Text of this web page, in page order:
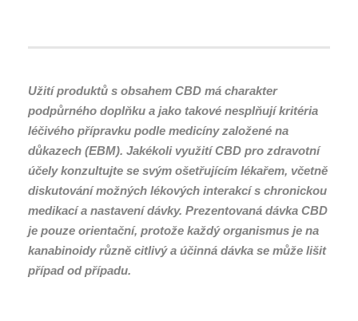
Užití produktů s obsahem CBD má charakter
podpůrného doplňku a jako takové nesplňují kritéria
léčivého přípravku podle medicíny založené na
důkazech (EBM). Jakékoli využití CBD pro zdravotní
účely konzultujte se svým ošetřujícím lékařem, včetně
diskutování možných lékových interakcí s chronickou
medikací a nastavení dávky. Prezentovaná dávka CBD
je pouze orientační, protože každý organismus je na
kanabinoidy různě citlivý a účinná dávka se může lišit
případ od případu.